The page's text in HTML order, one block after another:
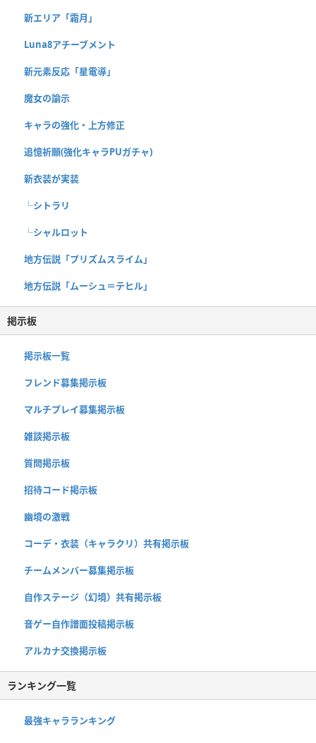
新エリア「霜月」
Luna8アチーブメント
新元素反応「星電導」
魔女の諭示
キャラの強化・上方修正
追憶祈願(強化キャラPUガチャ)
新衣装が実装
└シトラリ
└シャルロット
地方伝説「プリズムスライム」
地方伝説「ムーシュ＝テヒル」
掲示板
掲示板一覧
フレンド募集掲示板
マルチプレイ募集掲示板
雑談掲示板
質問掲示板
招待コード掲示板
幽境の激戦
コーデ・衣装（キャラクリ）共有掲示板
チームメンバー募集掲示板
自作ステージ（幻境）共有掲示板
音ゲー自作譜面投稿掲示板
アルカナ交換掲示板
ランキング一覧
最強キャラランキング